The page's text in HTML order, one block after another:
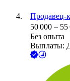
Продавец-
50 000 – 55
Без опыта
Выплаты: